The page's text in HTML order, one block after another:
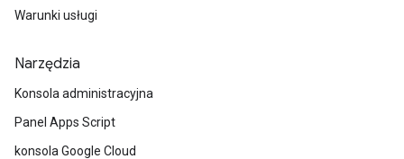
Warunki usługi
Narzędzia
Konsola administracyjna
Panel Apps Script
konsola Google Cloud